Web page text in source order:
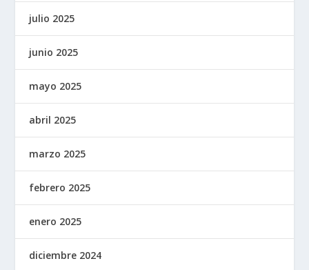
julio 2025
junio 2025
mayo 2025
abril 2025
marzo 2025
febrero 2025
enero 2025
diciembre 2024